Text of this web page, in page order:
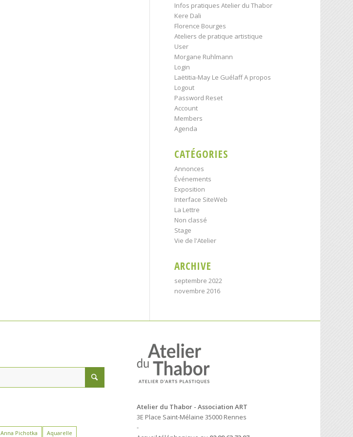
Infos pratiques Atelier du Thabor
Kere Dali
Florence Bourges
Ateliers de pratique artistique
User
Morgane Ruhlmann
Login
Laëtitia-May Le Guélaff A propos
Logout
Password Reset
Account
Members
Agenda
CATÉGORIES
Annonces
Événements
Exposition
Interface SiteWeb
La Lettre
Non classé
Stage
Vie de l'Atelier
ARCHIVE
septembre 2022
novembre 2016
Anna Pichotka Aquarelle
Atelier du Thabor - Association ART
3E Place Saint-Mélaine 35000 Rennes
-